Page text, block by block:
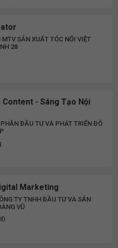
MTV SẢN XUẤT TÓC NỐI VIỆT
28
Content - Sáng Tạo Nội
PHẦN ĐẦU TƯ VÀ PHÁT TRIỂN ĐÔ
Marketing
TY TNHH ĐẦU TƯ VÀ SẢN
VŨ